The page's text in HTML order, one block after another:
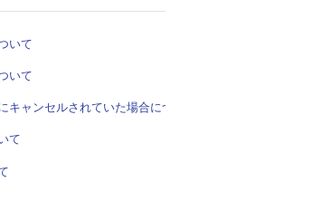
いて
いて
キャンセルされていた場合について
て